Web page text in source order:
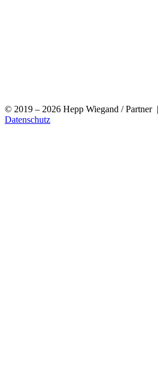
© 2019 – 2026 Hepp Wiegand / Partner |
Datenschutz